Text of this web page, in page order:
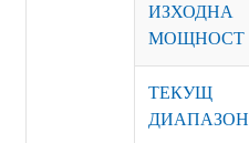
ИЗХОДНА
МОЩНОСТ
ТЕКУЩ
ДИАПАЗОН